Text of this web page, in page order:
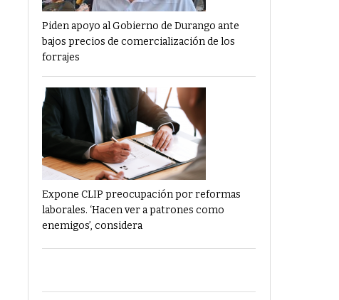
Piden apoyo al Gobierno de Durango ante
bajos precios de comercialización de los
forrajes
Expone CLIP preocupación por reformas
laborales. ‘Hacen ver a patrones como
enemigos’, considera